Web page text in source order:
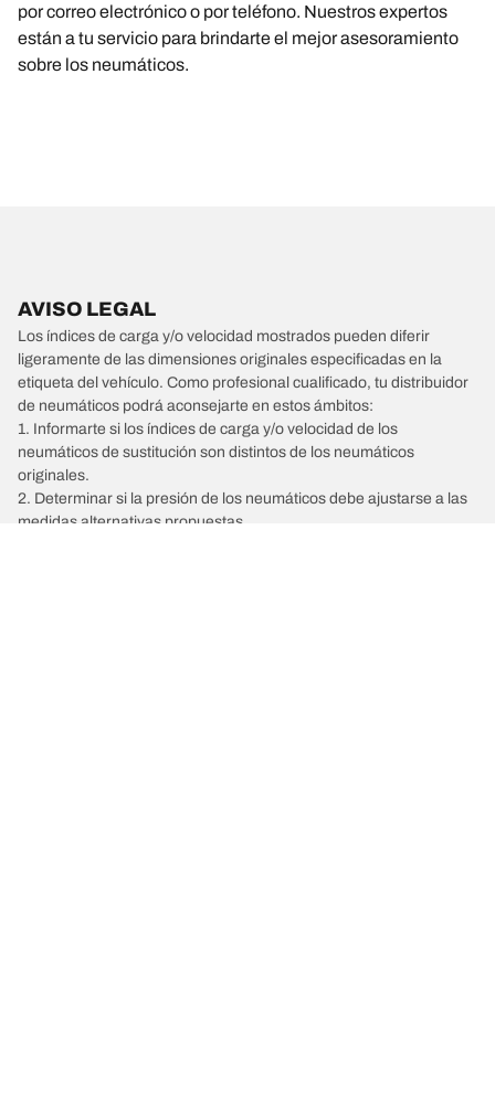
por correo electrónico o por teléfono. Nuestros expertos
están a tu servicio para brindarte el mejor asesoramiento
sobre los neumáticos.
AVISO LEGAL
Los índices de carga y/o velocidad mostrados pueden diferir
ligeramente de las dimensiones originales especificadas en la
etiqueta del vehículo. Como profesional cualificado, tu distribuidor
de neumáticos podrá aconsejarte en estos ámbitos:
1. Informarte si los índices de carga y/o velocidad de los
neumáticos de sustitución son distintos de los neumáticos
originales.
2. Determinar si la presión de los neumáticos debe ajustarse a las
medidas alternativas propuestas.